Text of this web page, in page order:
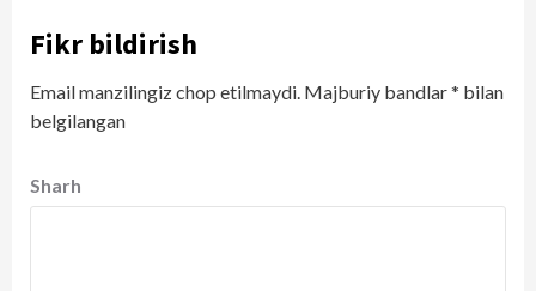
Fikr bildirish
Email manzilingiz chop etilmaydi. Majburiy bandlar* bilan
belgilangan
Sharh